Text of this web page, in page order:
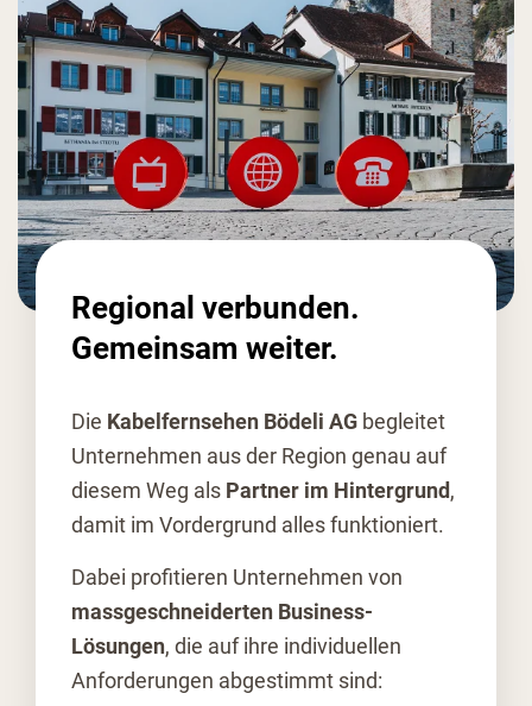
Regional verbunden.
Gemeinsam weiter.
Die Kabelfernsehen Bödeli AG begleitet
Unternehmen aus der Region genau auf
diesem Weg als Partner im Hintergrund,
damit im Vordergrund alles funktioniert.
Dabei profitieren Unternehmen von
massgeschneiderten Business-
Lösungen, die auf ihre individuellen
Anforderungen abgestimmt sind: